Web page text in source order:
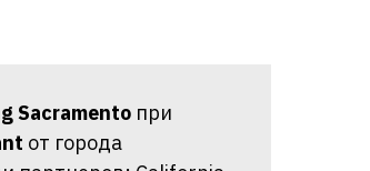
Sacramento при
от города